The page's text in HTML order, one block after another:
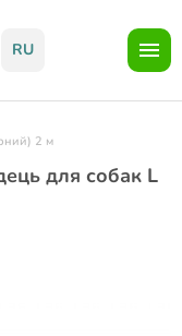
RU
2 м
для собак L